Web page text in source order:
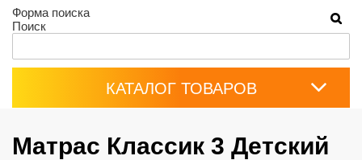
Форма поиска
Поиск
КАТАЛОГ ТОВАРОВ
Матрас Классик 3 Детский